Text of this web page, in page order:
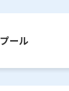
プール
Central
version